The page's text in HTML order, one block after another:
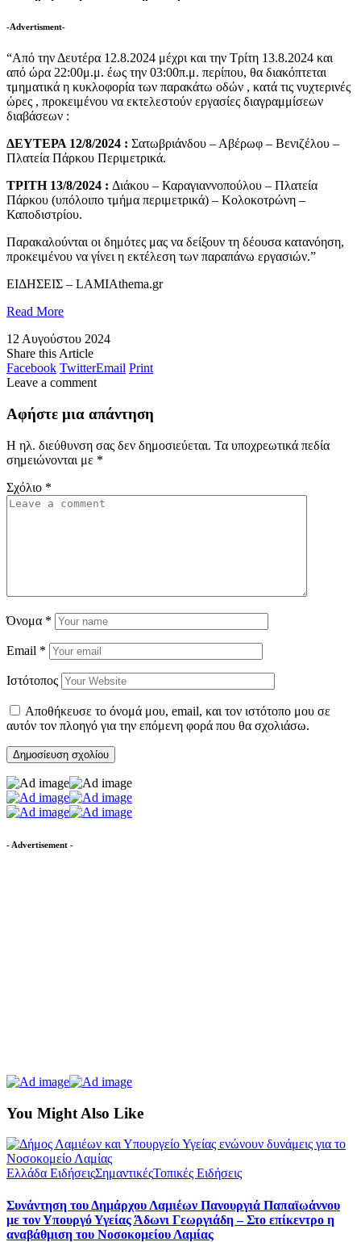
-Advertisment-
“Από την Δευτέρα 12.8.2024 μέχρι και την Τρίτη 13.8.2024 και
από ώρα 22:00μ.μ. έως την 03:00π.μ. περίπου, θα διακόπτεται
τμηματικά η κυκλοφορία των παρακάτω οδών , κατά τις νυχτερινές
ώρες , προκειμένου να εκτελεστούν εργασίες διαγραμμίσεων
διαβάσεων :
ΔΕΥΤΕΡΑ 12/8/2024 : Σατωβριάνδου – Αβέρωφ – Βενιζέλου –
Πλατεία Πάρκου Περιμετρικά.
ΤΡΙΤΗ 13/8/2024 : Διάκου – Καραγιαννοπούλου – Πλατεία
Πάρκου (υπόλοιπο τμήμα περιμετρικά) – Κολοκοτρώνη –
Καποδιστρίου.
Παρακαλούνται οι δημότες μας να δείξουν τη δέουσα κατανόηση,
προκειμένου να γίνει η εκτέλεση των παραπάνω εργασιών.”
​ΕΙΔΗΣΕΙΣ – LAMIAthema.gr
Read More
12 Αυγούστου 2024
Share this Article
Facebook TwitterEmail Print
Leave a comment
Αφήστε μια απάντηση
Η ηλ. διεύθυνση σας δεν δημοσιεύεται. Τα υποχρεωτικά πεδία
σημειώνονται με *
Σχόλιο *
Όνομα *
Email *
Ιστότοπος
Αποθήκευσε το όνομά μου, email, και τον ιστότοπο μου σε
αυτόν τον πλοηγό για την επόμενη φορά που θα σχολιάσω.
- Advertisement -
You Might Also Like
Ελλάδα ΕιδήσειςΣημαντικέςΤοπικές Ειδήσεις
Συνάντηση του Δημάρχου Λαμιέων Πανουργιά Παπαϊωάννου
με τον Υπουργό Υγείας Άδωνι Γεωργιάδη – Στο επίκεντρο η
αναβάθμιση του Νοσοκομείου Λαμίας